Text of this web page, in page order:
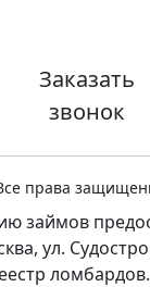
Заказать
звонок
права
займов
ул.
ломбардов.